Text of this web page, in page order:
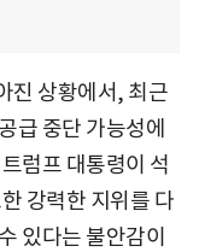
진 상황에서, 최근
급 중단 가능성에
럼프 대통령이 석
강력한 지위를 다
있다는 불안감이